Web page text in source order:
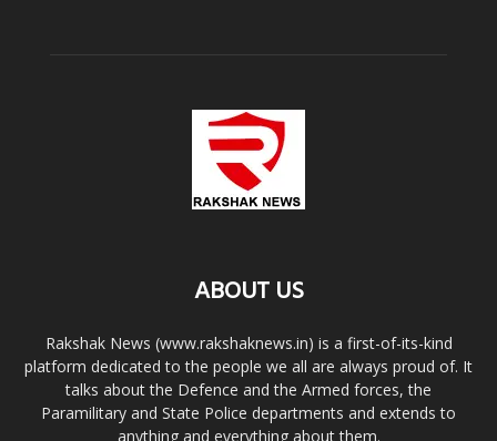
ABOUT US
Rakshak News (www.rakshaknews.in) is a first-of-its-kind
platform dedicated to the people we all are always proud of. It
talks about the Defence and the Armed forces, the
Paramilitary and State Police departments and extends to
anything and everything about them.